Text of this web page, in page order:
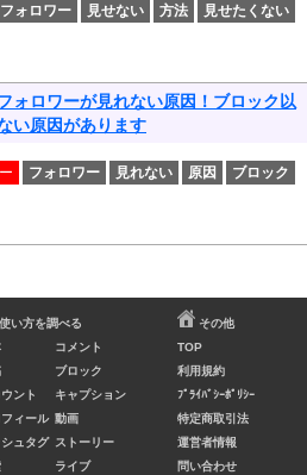
フォロワー 見せない 方法 見せたくない
ォロワーが見れない原因！ブロック以
い原因があります
フォロワー 見れない 原因 ブロック
使い方を調べる
ント
ィール
ュタグ
コメント
ブロック
キャプション
動画
ストーリー
ライブ
その他
TOP
利用規約
ﾌﾟﾗｲﾊﾞｼｰﾎﾟﾘｼｰ
特定商取引法
運営者情報
問い合わせ